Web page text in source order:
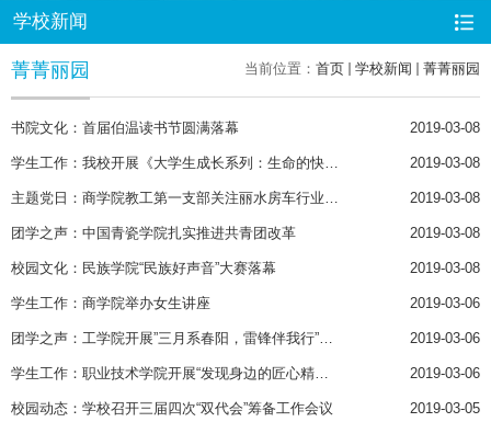
学校新闻
当前位置： 首页 学校新闻 菁菁丽园
菁菁丽园
书院文化：首届伯温读书节圆满落幕 2019-03-08
学生工作：我校开展《大学生成长系列：生命的快乐》专题讲座 2019-03-08
主题党日：商学院教工第一支部关注丽水房车行业新发展 2019-03-08
团学之声：中国青瓷学院扎实推进共青团改革 2019-03-08
校园文化：民族学院“民族好声音”大赛落幕 2019-03-08
学生工作：商学院举办女生讲座 2019-03-06
团学之声：工学院开展”三月系春阳，雷锋伴我行”系列志愿服务活动 2019-03-06
学生工作：职业技术学院开展“发现身边的匠心精神”摄影活动 2019-03-06
校园动态：学校召开三届四次“双代会”筹备工作会议 2019-03-05